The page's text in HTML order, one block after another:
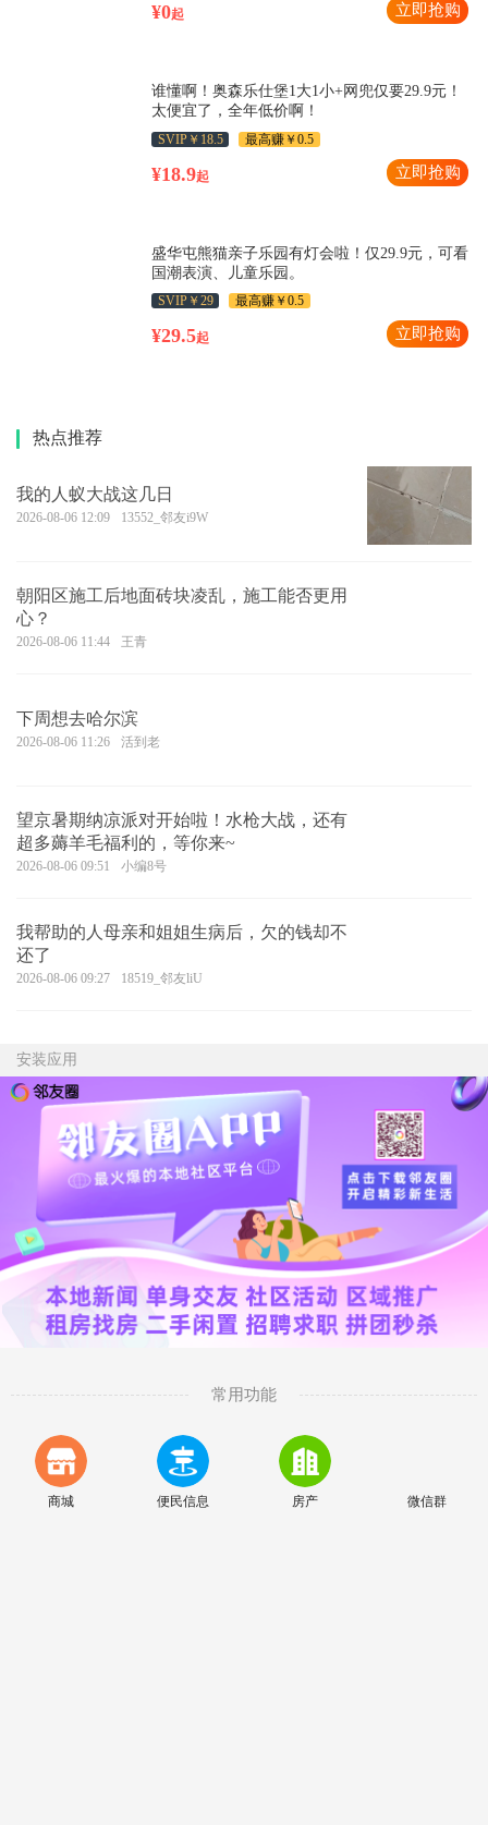
¥0起 立即抢购
谁懂啊！奥森乐仕堡1大1小+网兜仅要29.9元！
太便宜了，全年低价啊！
SVIP￥18.5 最高赚￥0.5
¥18.9起 立即抢购
盛华屯熊猫亲子乐园有灯会啦！仅29.9元，可看
国潮表演、儿童乐园。
SVIP￥29 最高赚￥0.5
¥29.5起 立即抢购
热点推荐
我的人蚁大战这几日
2026-08-06 12:09 13552_邻友i9W
朝阳区施工后地面砖块凌乱，施工能否更用
心？
2026-08-06 11:44 王青
下周想去哈尔滨
2026-08-06 11:26 活到老
望京暑期纳凉派对开始啦！水枪大战，还有
超多薅羊毛福利的，等你来~
2026-08-06 09:51 小编8号
我帮助的人母亲和姐姐生病后，欠的钱却不
还了
2026-08-06 09:27 18519_邻友liU
安装应用
常用功能
商城 便民信息 房产 微信群